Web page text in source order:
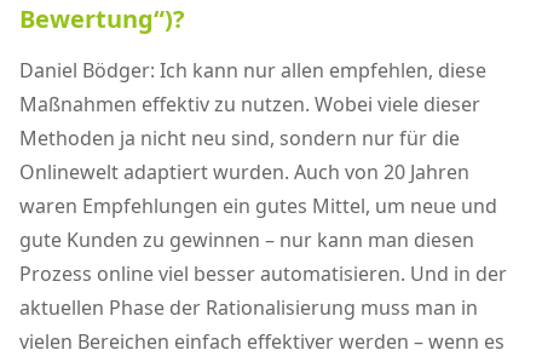
Bewertung“)?
Daniel Bödger: Ich kann nur allen empfehlen, diese
Maßnahmen effektiv zu nutzen. Wobei viele dieser
Methoden ja nicht neu sind, sondern nur für die
Onlinewelt adaptiert wurden. Auch von 20 Jahren
waren Empfehlungen ein gutes Mittel, um neue und
gute Kunden zu gewinnen – nur kann man diesen
Prozess online viel besser automatisieren. Und in der
aktuellen Phase der Rationalisierung muss man in
vielen Bereichen einfach effektiver werden – wenn es